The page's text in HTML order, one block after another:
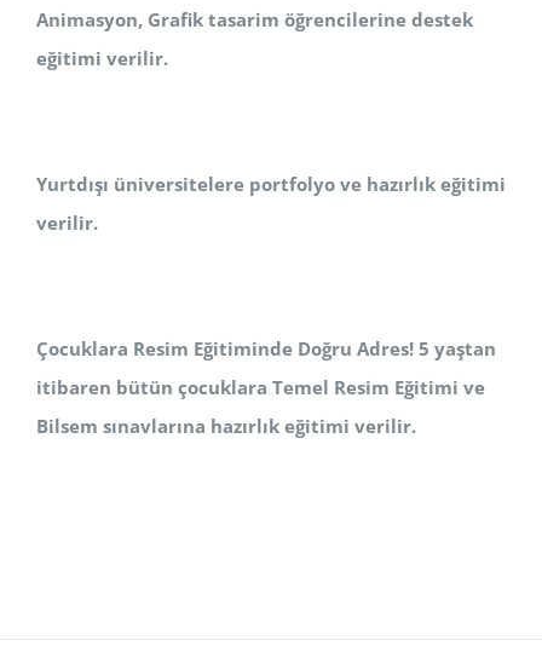
Animasyon, Grafik tasarim öğrencilerine destek
eğitimi verilir.
Yurtdışı üniversitelere portfolyo ve hazırlık eğitimi
verilir.
Çocuklara Resim Eğitiminde Doğru Adres! 5 yaştan
itibaren bütün çocuklara Temel Resim Eğitimi ve
Bilsem sınavlarına hazırlık eğitimi verilir.